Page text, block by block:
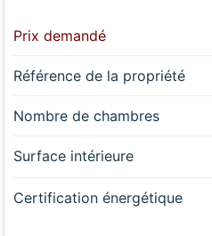
Prix demandé
Référence de la propriété
Nombre de chambres
Surface intérieure
Certification énergétique